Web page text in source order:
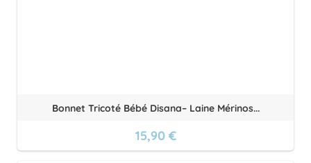
Bonnet Tricoté Bébé Disana– Laine Mérinos...
15,90 €